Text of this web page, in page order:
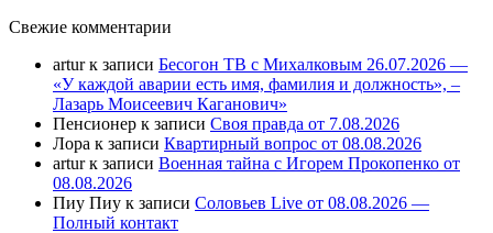
Свежие комментарии
arturк записи Бесогон ТВ с Михалковым 26.07.2026 —
«У каждой аварии есть имя, фамилия и должность», –
Лазарь Моисеевич Каганович»
Пенсионер к записи Своя правда от 7.08.2026
Лора к записи Квартирный вопрос от 08.08.2026
arturк записи Военная тайна с Игорем Прокопенко от
08.08.2026
Пиу Пиу к записи Соловьев Live от 08.08.2026 —
Полный контакт